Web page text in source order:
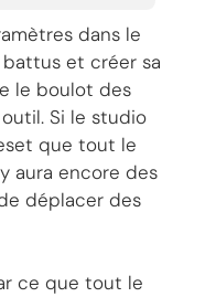
dans le
et créer sa
le boulot des
Si le studio
que tout le
aura encore des
déplacer des
ce que tout le